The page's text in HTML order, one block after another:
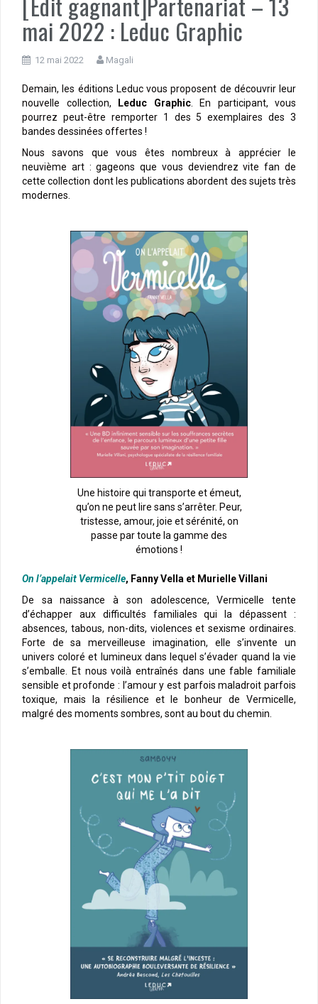
mai 2022 : Leduc Graphic
12 mai 2022 Magali
Demain, les éditions Leduc vous proposent de découvrir leur
nouvelle collection,
Leduc Graphic. En participant, vous
pourrez peut-être remporter 1 des 5 exemplaires des 3
bandes dessinées offertes !
Nous savons que vous êtes nombreux à apprécier le
neuvième art : gageons que vous deviendrez vite fan de
cette collection dont les publications abordent des sujets très
modernes.
Une histoire qui transporte et émeut,
qu’on ne peut lire sans s’arrêter. Peur,
tristesse, amour, joie et sérénité, on
passe par toute la gamme des
émotions !
On l’appelait Vermicelle, Fanny Vella et Murielle Villani
De sa naissance à son adolescence, Vermicelle tente
d’échapper aux difficultés familiales qui la dépassent :
absences, tabous, non-dits, violences et sexisme ordinaires.
Forte de sa merveilleuse imagination, elle s’invente un
univers coloré et lumineux dans lequel s’évader quand la vie
s’emballe. Et nous voilà entraînés dans une fable familiale
sensible et profonde : l’amour y est parfois maladroit parfois
toxique, mais la résilience et le bonheur de Vermicelle,
malgré des moments sombres, sont au bout du chemin.